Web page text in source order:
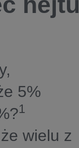
5%
1
wielu z